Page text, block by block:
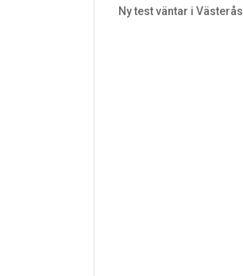
Ny test väntar i Västerås